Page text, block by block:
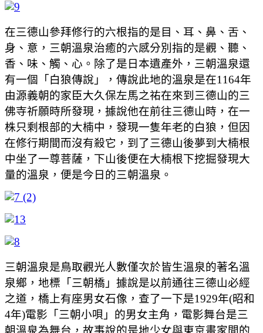
在三德山參拜修行的六根指的是目、耳、鼻、舌、
身、意，三朝溫泉治癒的六感分別指的是觀、聽、
香、味、觸、心。除了是日本遺產外，三朝溫泉還
有一個「白狼傳說」，傳說此地的溫泉是在1164年
由源義朝的家臣大久保左馬之祐在來到三德山的三
佛寺祈願時所發現，據說他在前往三德山時，在一
株只剩根部的大楠中，發現一隻年老的白狼，但因
在修行期間而沒有殺它，到了三德山後夢到大楠根
中坐了一尊菩薩，下山後便在大楠根下挖掘發現大
量的溫泉，便是今日的三朝溫泉。
三朝溫泉是鳥取觀光人數僅次於皆生溫泉的著名溫
泉鄉，地標「三朝橋」據說是以前通往三德山必經
之道，橋上有座男女石像，查了一下是1929年(昭和
4年)電影「三朝小唄」的男女主角，電影舞台是三
朝溫泉為舞台，故事說的是地少女與東京畫家間的